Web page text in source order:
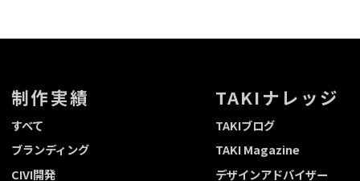
制作実績
すべて
ブランディング
CIVI開発
TAKIナレッジ
TAKIブログ
TAKI Magazine
デザインアドバイザー